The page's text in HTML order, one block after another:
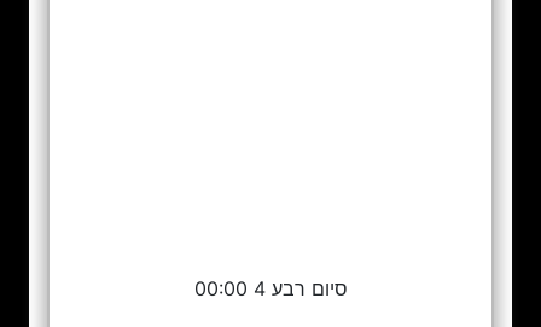
סיום רבע 4 00:00